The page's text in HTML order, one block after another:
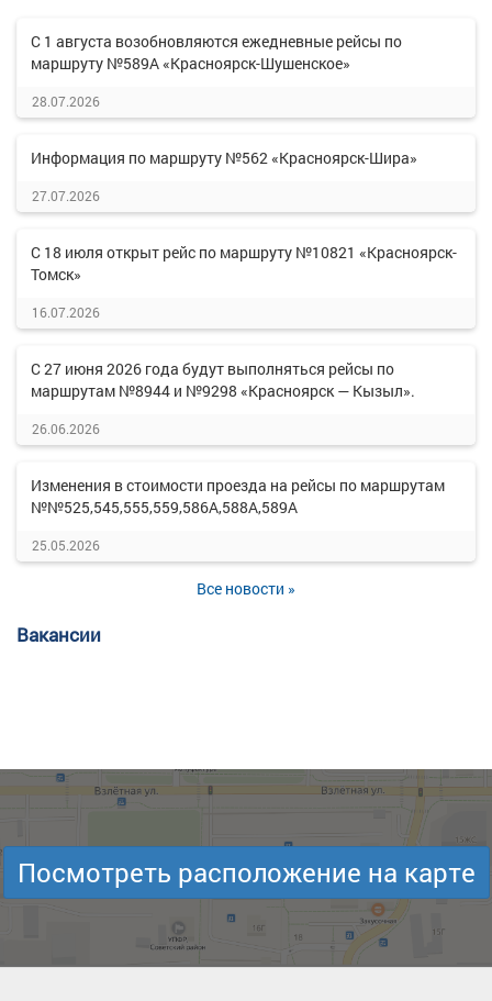
С 1 августа возобновляются ежедневные рейсы по
маршруту №589А «Красноярск-Шушенское»
28.07.2026
Информация по маршруту №562 «Красноярск-Шира»
27.07.2026
С 18 июля открыт рейс по маршруту №10821 «Красноярск-
Томск»
16.07.2026
С 27 июня 2026 года будут выполняться рейсы по
маршрутам №8944 и №9298 «Красноярск — Кызыл».
26.06.2026
Изменения в стоимости проезда на рейсы по маршрутам
№№525,545,555,559,586А,588А,589А
25.05.2026
Все новости »
Вакансии
Посмотреть расположение на карте